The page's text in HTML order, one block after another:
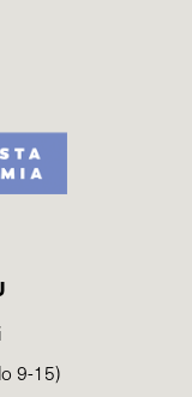
9-15)